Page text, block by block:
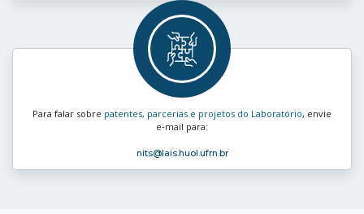
Para falar sobre patentes, parcerias e projetos do Laboratório, envie
e‑mail para:
nits@lais.huol.ufrn.br